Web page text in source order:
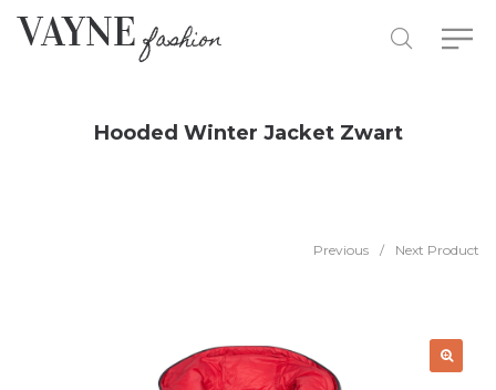
Hooded Winter Jacket Zwart
Previous / Next Product